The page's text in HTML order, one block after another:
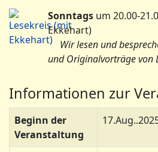
Sonntags um 20.00-
Ekkehart)
Wir lesen und
und Originalvorträge von
Informationen zur
Beginn der
Veranstaltung